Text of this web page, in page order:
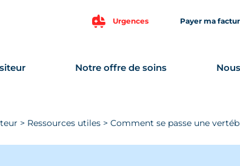
Urgences Payer ma
Notre offre de soins
> Ressources utiles > Comment se passe une